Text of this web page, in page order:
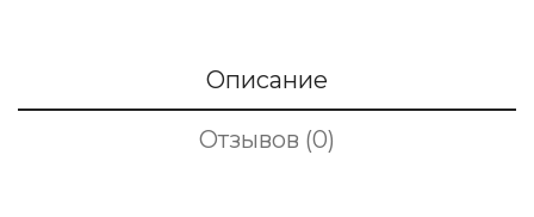
Описание
Отзывов (0)